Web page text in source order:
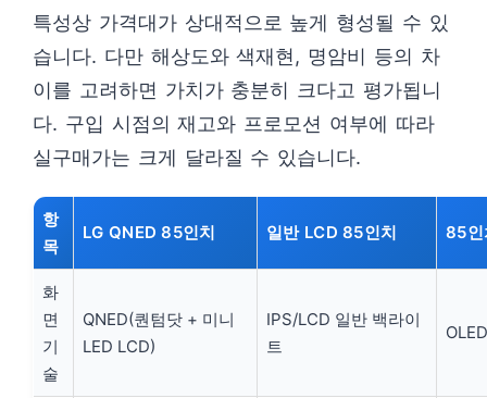
특성상 가격대가 상대적으로 높게 형성될 수 있
습니다. 다만 해상도와 색재현, 명암비 등의 차
이를 고려하면 가치가 충분히 크다고 평가됩니
다. 구입 시점의 재고와 프로모션 여부에 따라
실구매가는 크게 달라질 수 있습니다.
항
목
LG QNED 85인치 일반 LCD 85인치 85인
화
면
기
술
QNED(퀀텀닷 + 미니
LED LCD)
IPS/LCD 일반 백라이
트
OLED